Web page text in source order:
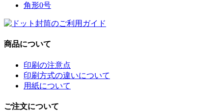
角形0号
商品について
印刷の注意点
印刷方式の違いについて
用紙について
ご注文について